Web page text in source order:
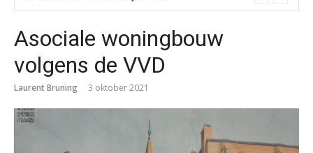
Asociale woningbouw
volgens de VVD
Laurent Bruning 3 oktober 2021